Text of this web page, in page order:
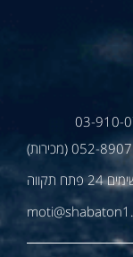
03-910-
(מכירות)